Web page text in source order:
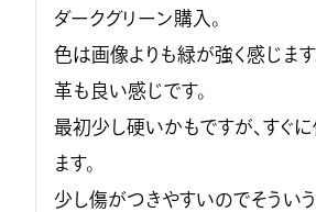
ダークグリーン購入。
色は画像よりも緑が強く感じます
革も良い感じです。
最初少し硬いかもですが、すぐに
ます。
少し傷がつきやすいのでそうい